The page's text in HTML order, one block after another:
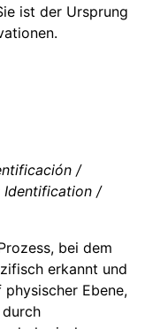
ist der Ursprung
/
Identification /
bei dem
erkannt und
Ebene,